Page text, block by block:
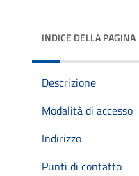
INDICE DELLA PAGINA
Descrizione
Modalità di accesso
Indirizzo
Punti di contatto